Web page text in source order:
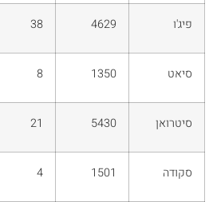
פיג'ו 4629
38
סיאט 1350
8
סיטרואן 5430
21
סקודה 1501
4